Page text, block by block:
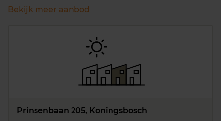
Bekijk meer aanbod
Prinsenbaan 205, Koningsbosch